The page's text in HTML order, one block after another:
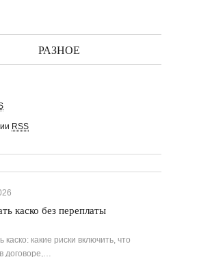
РАЗНОЕ
RSS
каско без переплаты
каско: какие риски включить, что
договоре,…